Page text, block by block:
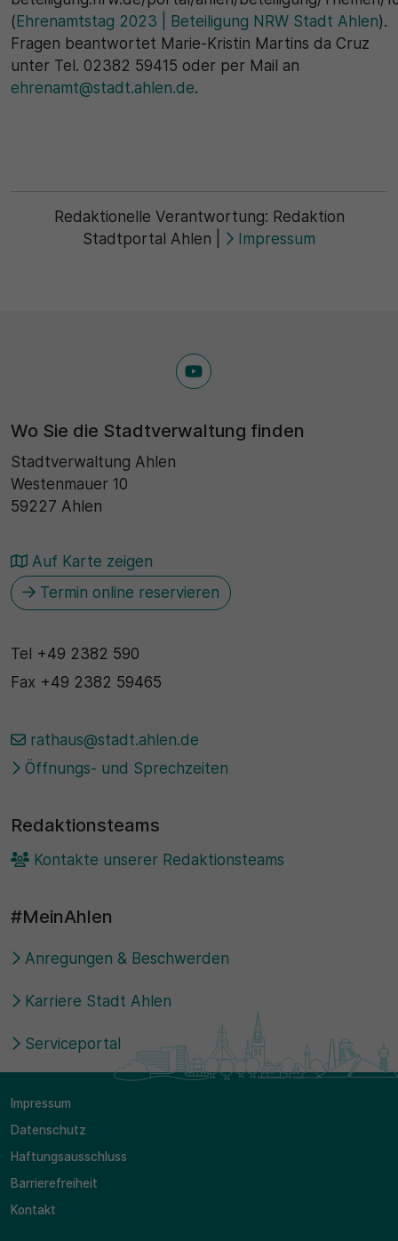
(Ehrenamtstag 2023 | Beteiligung NRW Stadt Ahlen).
Fragen beantwortet Marie-Kristin Martins da Cruz
unter Tel. 02382 59415 oder per Mail an
ehrenamt@stadt.ahlen.de.
Redaktionelle Verantwortung: Redaktion
Stadtportal Ahlen
Impressum
Wo Sie die Stadtverwaltung finden
Stadtverwaltung Ahlen
Westenmauer 10
59227 Ahlen
Auf Karte zeigen
Termin online reservieren
Tel +49 2382 590
Fax +49 2382 59465
rathaus@stadt.ahlen.de
Öffnungs- und Sprechzeiten
Redaktionsteams
Kontakte unserer Redaktionsteams
#MeinAhlen
Anregungen & Beschwerden
Karriere Stadt Ahlen
Serviceportal
Impressum
Datenschutz
Haftungsausschluss
Barrierefreiheit
Kontakt